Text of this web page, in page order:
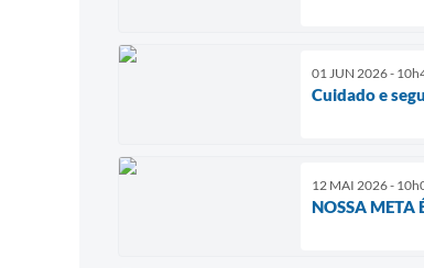
01 JUN 2026 -
Cuidado e
12 MAI 2026 -
NOSSA META